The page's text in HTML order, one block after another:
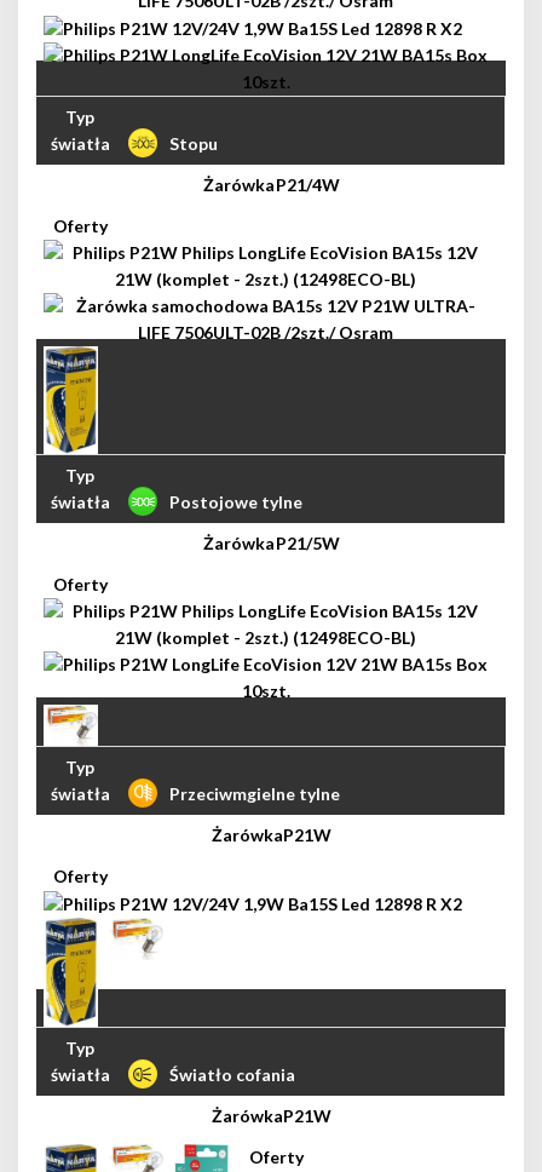
Stopu
P21/4W
Postojowe tylne
P21/5W
Przeciwmgielne tylne
P21W
Światło cofania
P21W